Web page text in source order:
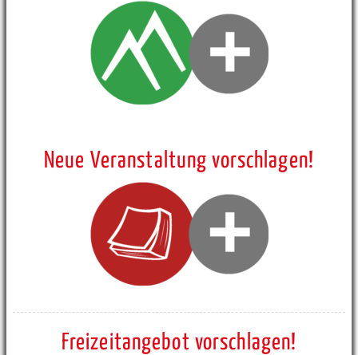
Neue Veranstaltung vorschlagen!
Freizeitangebot vorschlagen!